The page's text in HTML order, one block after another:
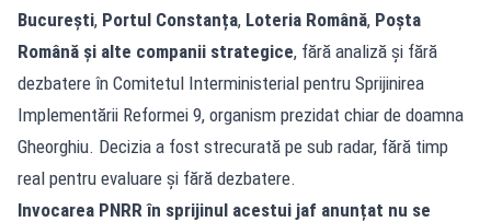
București, Portul Constanța, Loteria Română, Poșta
Română și alte companii strategice, fără analiză și fără
dezbatere în Comitetul Interministerial pentru Sprijinirea
Implementării Reformei 9, organism prezidat chiar de doamna
Gheorghiu. Decizia a fost strecurată pe sub radar, fără timp
real pentru evaluare și fără dezbatere.
Invocarea PNRR în sprijinul acestui jaf anunțat nu se